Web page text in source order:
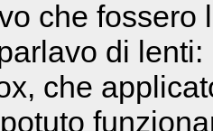
che
di
che